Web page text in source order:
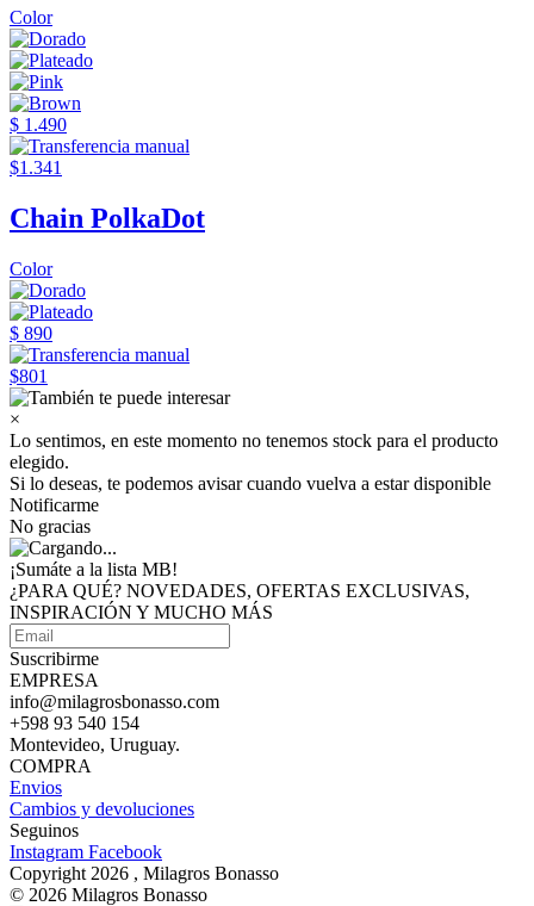
Color
$ 1.490
$1.341
Chain PolkaDot
Color
$ 890
$801
×
Lo sentimos, en este momento no tenemos stock para el producto
elegido.
Si lo deseas, te podemos avisar cuando vuelva a estar disponible
Notificarme
No gracias
¡Sumáte a la lista MB!
¿PARA QUÉ? NOVEDADES, OFERTAS EXCLUSIVAS,
INSPIRACIÓN Y MUCHO MÁS
Suscribirme
EMPRESA
info@milagrosbonasso.com
+598 93 540 154
Montevideo, Uruguay.
COMPRA
Envios
Cambios y devoluciones
Seguinos
Instagram Facebook
Copyright 2026 , Milagros Bonasso
© 2026 Milagros Bonasso